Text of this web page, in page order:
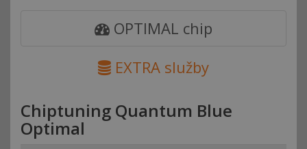
OPTIMAL chip
EXTRA služby
Chiptuning Quantum Blue
Optimal